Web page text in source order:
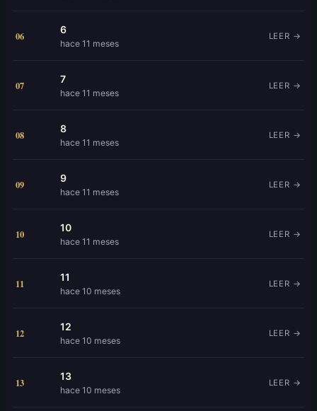
06
6
hace 11 meses
LEER →
07
7
hace 11 meses
LEER →
08
8
hace 11 meses
LEER →
09
9
hace 11 meses
LEER →
10
10
hace 11 meses
LEER →
11
11
hace 10 meses
LEER →
12
12
hace 10 meses
LEER →
13
13
hace 10 meses
LEER →